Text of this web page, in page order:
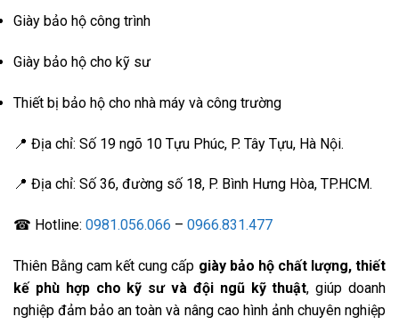
Giày bảo hộ công trình
Giày bảo hộ cho kỹ sư
Thiết bị bảo hộ cho nhà máy và công trường
📍 Địa chỉ: Số 19 ngõ 10 Tựu Phúc, P. Tây Tựu, Hà Nội.
📍 Địa chỉ: Số 36, đường số 18, P. Bình Hưng Hòa, TP.HCM.
☎ Hotline: 0981.056.066 – 0966.831.477
Thiên Bằng cam kết cung cấp giày bảo hộ chất lượng, thiết
kế phù hợp cho kỹ sư và đội ngũ kỹ thuật, giúp doanh
nghiệp đảm bảo an toàn và nâng cao hình ảnh chuyên nghiệp